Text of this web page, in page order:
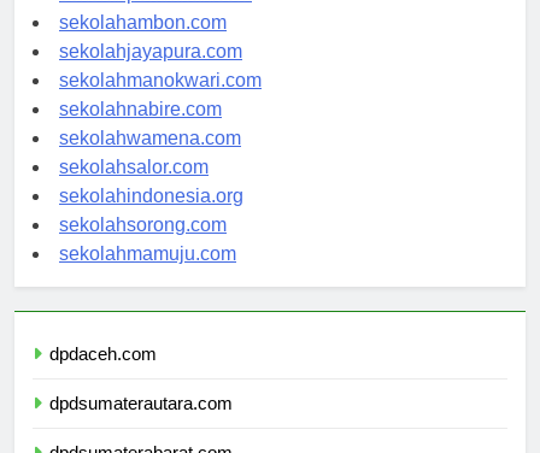
sekolahpontianak.com
sekolahambon.com
sekolahjayapura.com
sekolahmanokwari.com
sekolahnabire.com
sekolahwamena.com
sekolahsalor.com
sekolahindonesia.org
sekolahsorong.com